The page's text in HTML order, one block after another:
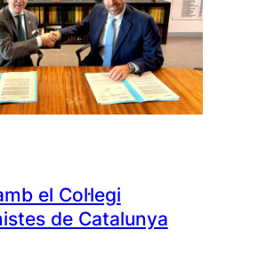
el Col·legi
de Catalunya